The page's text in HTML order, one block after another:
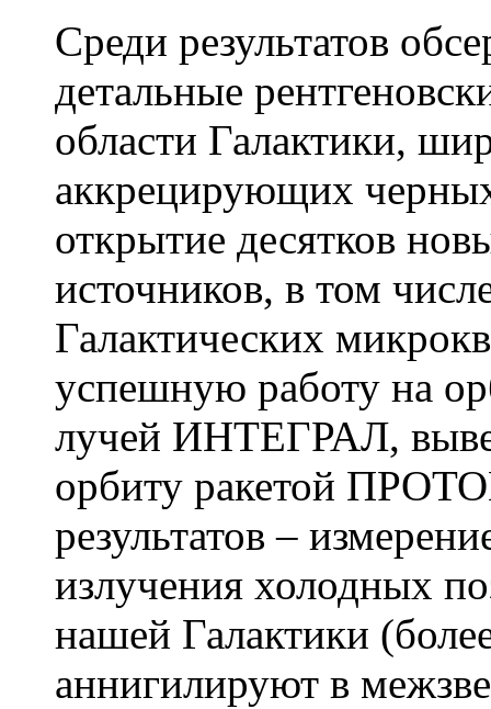
Среди результатов
детальные
области Галактики,
аккрецирующих
открытие десятков
источников, в том
Галактических
успешную работу на
лучей ИНТЕГРАЛ,
орбиту ракетой
результатов –
излучения холодных
нашей Галактики
аннигилируют в